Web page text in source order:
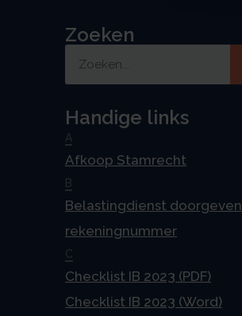
Zoeken
Handige links
A
Afkoop Stamrecht
B
Belastingdienst doorgeven
rekeningnummer
C
Checklist IB 2023 (PDF)
Checklist IB 2023 (Word)